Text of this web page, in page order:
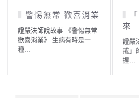
警惕無常 歡喜消業
證嚴法師說故事 《警惕無常
歡喜消業》 生病有時是一
種…
來
證嚴
戒」
握…